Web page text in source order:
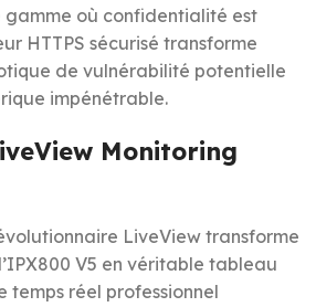
gamme où confidentialité est
HTTPS sécurisé transforme
de vulnérabilité potentielle
impénétrable.
Monitoring
LiveView transforme
V5 en véritable tableau
temps réel professionnel